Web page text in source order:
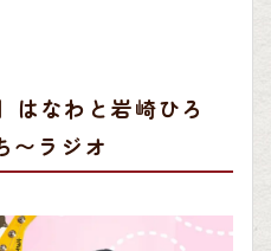
はなわと岩崎ひろ
ラジオ